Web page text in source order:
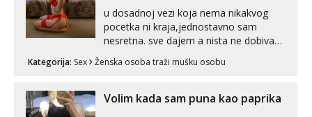
u dosadnoj vezi koja nema nikakvog
pocetka ni kraja,jednostavno sam
nesretna. sve dajem a nista ne dobivam
zadovoljiti moje potrebe,ne trazim puno
volim njezan seks i njezne poljupce po
tijelu koji me jako pale,obozavam kad
Kategorija: Sex Ženska osoba traži mušku osobu
Volim kada sam puna kao paprika